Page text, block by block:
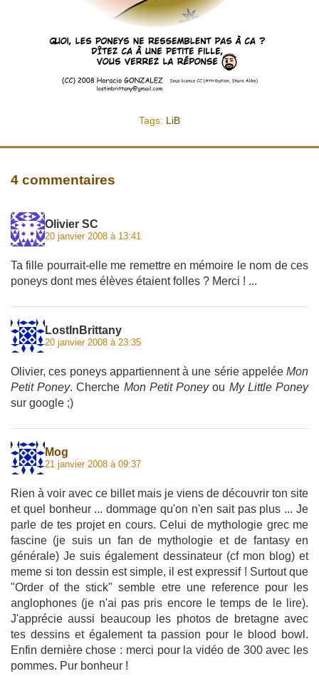
Tags: LiB
4 commentaires
Olivier SC
20 janvier 2008 à 13:41
Ta fille pourrait-elle me remettre en mémoire le nom de ces
poneys dont mes élèves étaient folles ? Merci ! ...
LostInBrittany
20 janvier 2008 à 23:35
Olivier, ces poneys appartiennent à une série appelée Mon
Petit Poney. Cherche Mon Petit Poneyou My Little Poney
sur google ;)
Mog
21 janvier 2008 à 09:37
Rien à voir avec ce billet mais je viens de découvrir ton site
et quel bonheur ... dommage qu'on n'en sait pas plus ... Je
parle de tes projet en cours. Celui de mythologie grec me
fascine (je suis un fan de mythologie et de fantasy en
générale) Je suis également dessinateur (cf mon blog) et
meme si ton dessin est simple, il est expressif ! Surtout que
"Order of the stick" semble etre une reference pour les
anglophones (je n'ai pas pris encore le temps de le lire).
J'apprécie aussi beaucoup les photos de bretagne avec
tes dessins et également ta passion pour le blood bowl.
Enfin dernière chose : merci pour la vidéo de 300 avec les
pommes. Pur bonheur !